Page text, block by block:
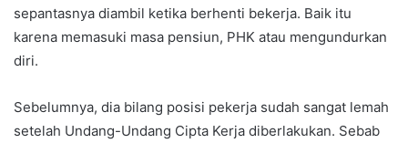
sepantasnya diambil ketika berhenti bekerja. Baik itu
karena memasuki masa pensiun, PHK atau mengundurkan
diri.
Sebelumnya, dia bilang posisi pekerja sudah sangat lemah
setelah Undang-Undang Cipta Kerja diberlakukan. Sebab